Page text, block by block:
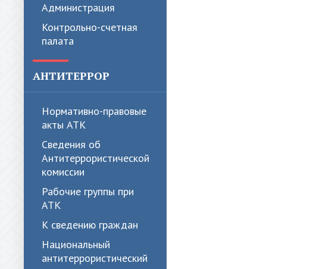
Администрация
Контрольно-счетная
палата
АНТИТЕРРОР
Нормативно-правовые
акты АТК
Сведения об
Антитеррористической
комиссии
Рабочие группы при
АТК
К сведению граждан
Национальный
антитеррористический